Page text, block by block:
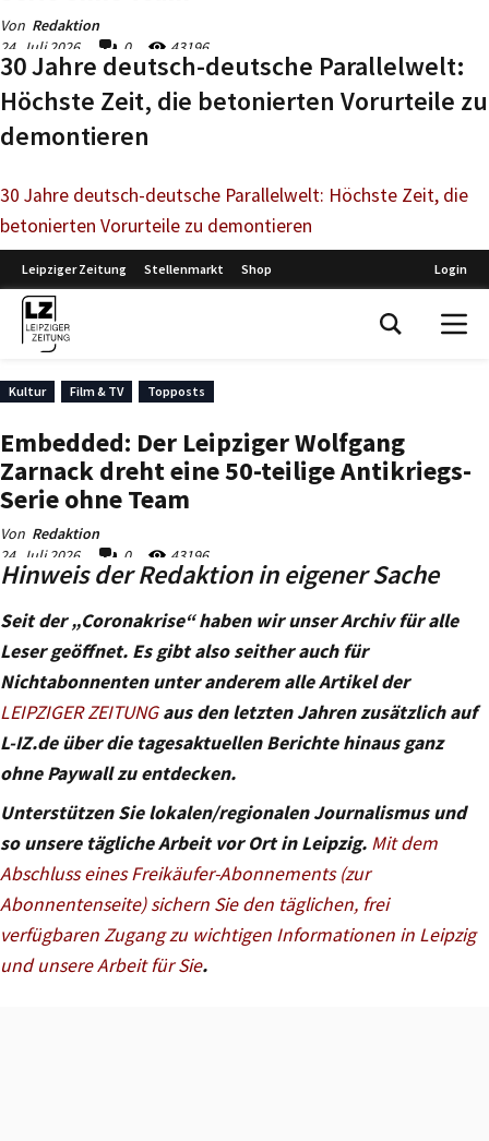
30 Jahre deutsch-deutsche Parallelwelt:
Höchste Zeit, die betonierten Vorurteile zu
demontieren
30 Jahre deutsch-deutsche Parallelwelt: Höchste Zeit, die
betonierten Vorurteile zu demontieren
Hinweis der Redaktion in eigener Sache
Seit der „Coronakrise“ haben wir unser Archiv für alle
Leser geöffnet. Es gibt also seither auch für
Nichtabonnenten unter anderem alle Artikel der
LEIPZIGER ZEITUNGaus den letzten Jahren zusätzlich auf
L-IZ.de über die tagesaktuellen Berichte hinaus ganz
ohne Paywall zu entdecken.
Unterstützen Sie lokalen/regionalen Journalismus und
so unsere tägliche Arbeit vor Ort in Leipzig. Mit dem
Abschluss eines Freikäufer-Abonnements (zur
Abonnentenseite) sichern Sie den täglichen, frei
verfügbaren Zugang zu wichtigen Informationen in Leipzig
und unsere Arbeit für Sie.